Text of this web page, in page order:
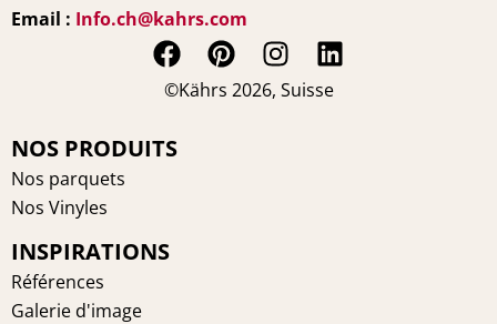
Email : Info.ch@kahrs.com
F
a
e
k
P
i
I
n
L
i
©Kährs 2026, Suisse
NOS PRODUITS
Nos parquets
Nos Vinyles
INSPIRATIONS
Références
Galerie d'image